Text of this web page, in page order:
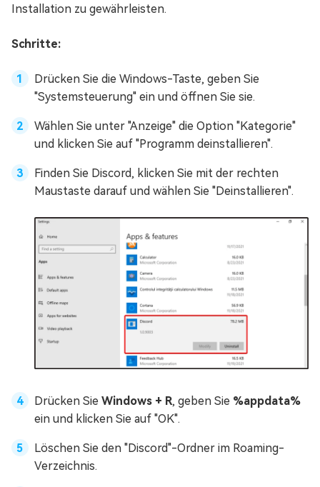
Installation zu gewährleisten.
Schritte:
Drücken Sie die Windows-Taste, geben Sie
"Systemsteuerung" ein und öffnen Sie sie.
Wählen Sie unter "Anzeige" die Option "Kategorie"
und klicken Sie auf "Programm deinstallieren".
Finden Sie Discord, klicken Sie mit der rechten
Maustaste darauf und wählen Sie "Deinstallieren".
Drücken Sie Windows + R, geben Sie %appdata%
ein und klicken Sie auf "OK".
Löschen Sie den "Discord"-Ordner im Roaming-
Verzeichnis.